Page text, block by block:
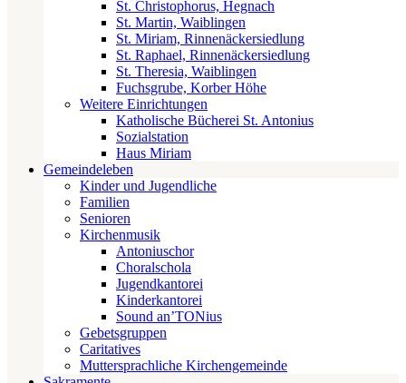
St. Christophorus, Hegnach
St. Martin, Waiblingen
St. Miriam, Rinnenäckersiedlung
St. Raphael, Rinnenäckersiedlung
St. Theresia, Waiblingen
Fuchsgrube, Korber Höhe
Weitere Einrichtungen
Katholische Bücherei St. Antonius
Sozialstation
Haus Miriam
Gemeindeleben
Kinder und Jugendliche
Familien
Senioren
Kirchenmusik
Antoniuschor
Choralschola
Jugendkantorei
Kinderkantorei
Sound an’TONius
Gebetsgruppen
Caritatives
Muttersprachliche Kirchengemeinde